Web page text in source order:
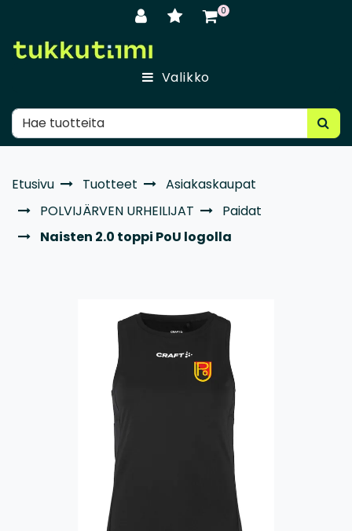
0
Valikko
Etusivu Tuotteet
Asiakaskaupat
POLVIJÄRVEN URHEILIJAT
Paidat
Naisten 2.0 toppi PoU logolla